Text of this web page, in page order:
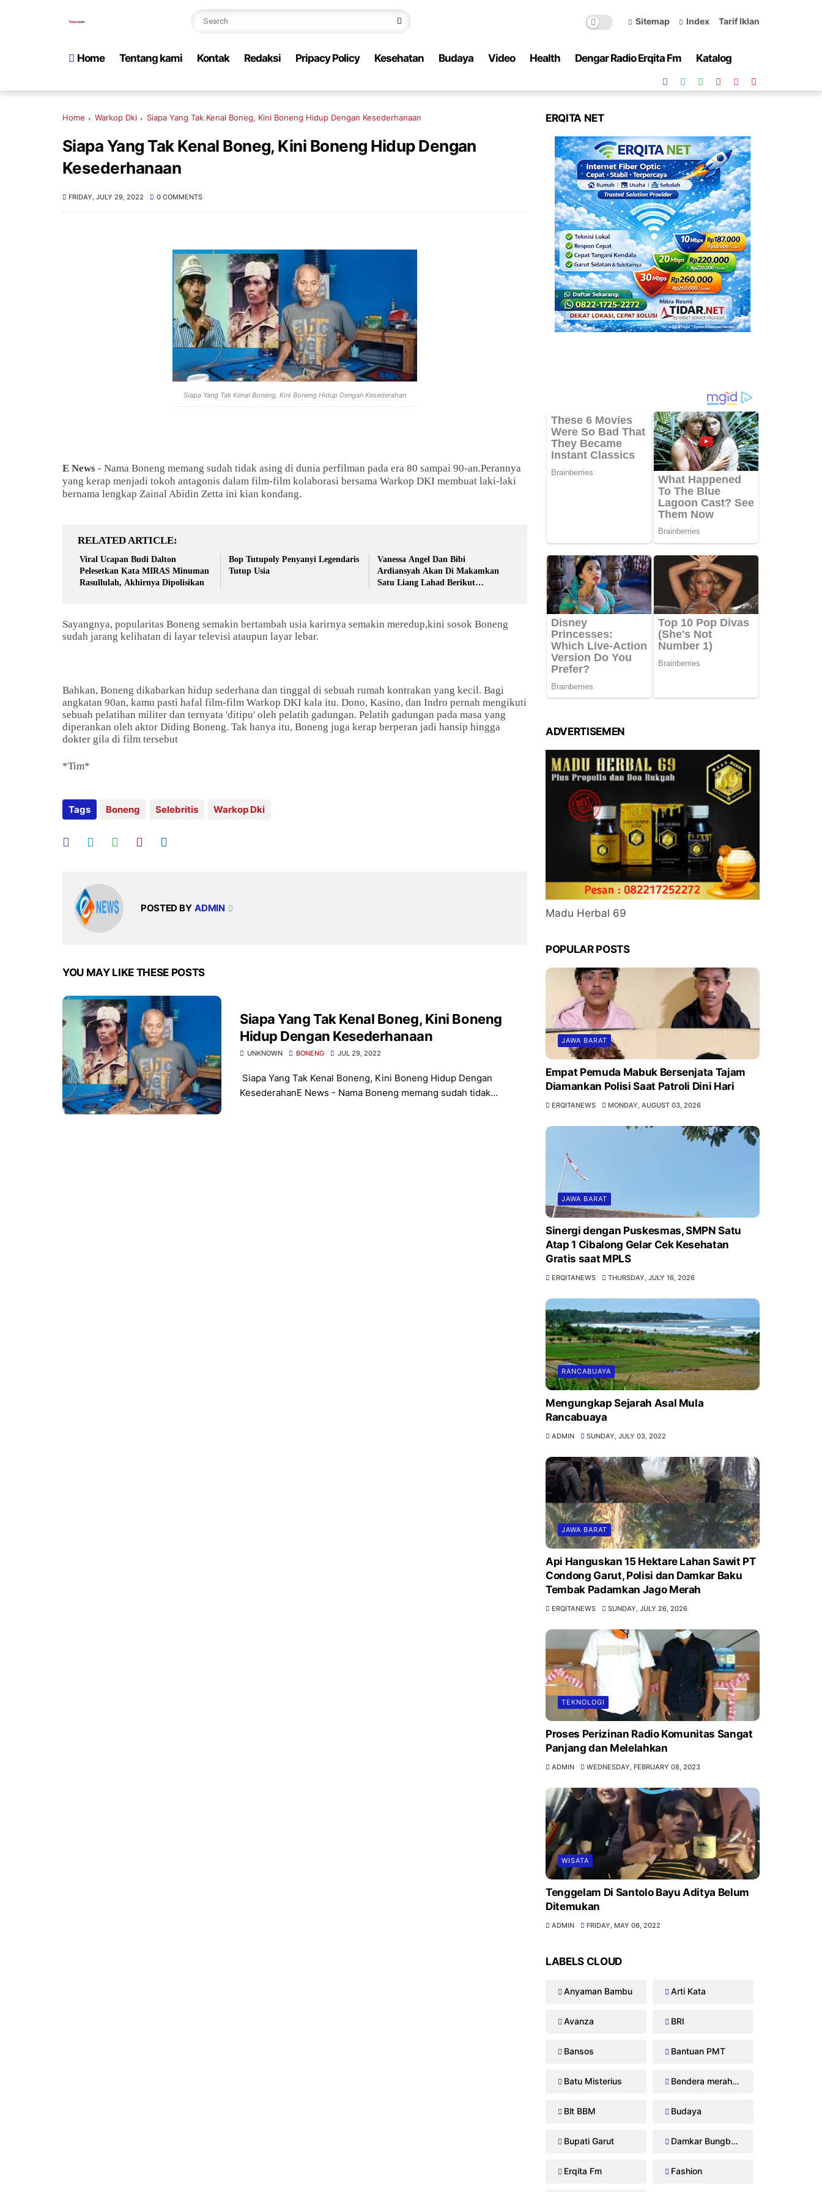
Sitemap Index Tarif Iklan
Home Tentang kami Kontak Redaksi Pripacy Policy Kesehatan Budaya Video Health Dengar Radio Erqita Fm Katalog
Home Warkop Dki Siapa Yang Tak Kenal Boneg, Kini Boneng Hidup Dengan Kesederhanaan
Siapa Yang Tak Kenal Boneg, Kini Boneng Hidup Dengan
Kesederhanaan
FRIDAY, JULY 29, 2022 0 COMMENTS
Siapa Yang Tak Kenal Boneng, Kini Boneng Hidup Dengan Kesederahan
E News - Nama Boneng memang sudah tidak asing di dunia perfilman pada era 80 sampai 90-an.Perannya
yang kerap menjadi tokoh antagonis dalam film-film kolaborasi bersama Warkop DKI membuat laki-laki
bernama lengkap Zainal Abidin Zetta ini kian kondang.
RELATED ARTICLE
Viral Ucapan Budi Dalton
Pelesetkan Kata MIRAS Minuman
Rasullulah, Akhirnya Dipolisikan
Bop Tutupoly Penyanyi Legendaris
Tutup Usia
Vanessa Angel Dan Bibi
Ardiansyah Akan Di Makamkan
Satu Liang Lahad Berikut
Sayangnya, popularitas Boneng semakin bertambah usia karirnya semakin meredup,kini sosok Boneng
sudah jarang kelihatan di layar televisi ataupun layar lebar.
Bahkan, Boneng dikabarkan hidup sederhana dan tinggal di sebuah rumah kontrakan yang kecil. Bagi
angkatan 90an, kamu pasti hafal film-film Warkop DKI kala itu. Dono, Kasino, dan Indro pernah mengikuti
sebuah pelatihan militer dan ternyata 'ditipu' oleh pelatih gadungan. Pelatih gadungan pada masa yang
diperankan oleh aktor Diding Boneng. Tak hanya itu, Boneng juga kerap berperan jadi hansip hingga
dokter gila di film tersebut
*Tim*
Tags Boneng Selebritis Warkop Dki
POSTED BY ADMIN
YOU MAY LIKE THESE POSTS
Siapa Yang Tak Kenal Boneg, Kini Boneng
Hidup Dengan Kesederhanaan
UNKNOWN BONENG JUL 29, 2022
Siapa Yang Tak Kenal Boneng, Kini Boneng Hidup Dengan
KesederahanE News - Nama Boneng memang sudah tidak...
ERQITA NET
ADVERTISEMEN
Madu Herbal 69
POPULAR POSTS
JAWA BARAT
Empat Pemuda Mabuk Bersenjata Tajam
Diamankan Polisi Saat Patroli Dini Hari
ERQITANEWS MONDAY, AUGUST 03, 2026
JAWA BARAT
Sinergi dengan Puskesmas, SMPN Satu
Atap 1 Cibalong Gelar Cek Kesehatan
Gratis saat MPLS
ERQITANEWS THURSDAY, JULY 16, 2026
RANCABUAYA
Mengungkap Sejarah Asal Mula
Rancabuaya
ADMIN SUNDAY, JULY 03, 2022
JAWA BARAT
Api Hanguskan 15 Hektare Lahan Sawit PT
Condong Garut, Polisi dan Damkar Baku
Tembak Padamkan Jago Merah
ERQITANEWS SUNDAY, JULY 26, 2026
TEKNOLOGI
Proses Perizinan Radio Komunitas Sangat
Panjang dan Melelahkan
ADMIN WEDNESDAY, FEBRUARY 08, 2023
WISATA
Tenggelam Di Santolo Bayu Aditya Belum
Ditemukan
ADMIN FRIDAY, MAY 06, 2022
LABELS CLOUD
Anyaman Bambu Arti Kata
Avanza BRI
Bansos Bantuan PMT
Batu Misterius Bendera merah putih
Blt BBM Budaya
Bupati Garut Damkar Bungbulang
Erqita Fm Fashion